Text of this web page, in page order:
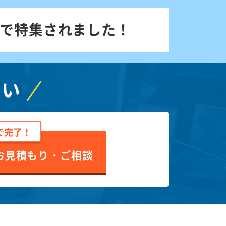
特集されました！
完了！
見積もり・ご相談